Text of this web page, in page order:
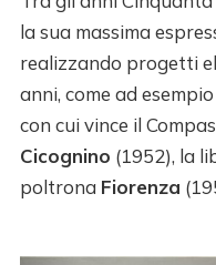
la sua massima
realizzando progetti
anni, come ad
con cui vince il
Cicognino (1952), la
poltrona Fiorenza